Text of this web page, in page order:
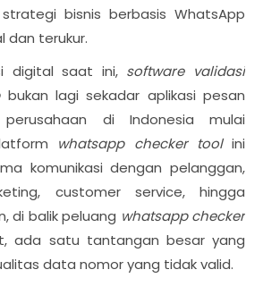
bisnis berbasis WhatsApp
dan terukur.
digital saat ini, software validasi
bukan lagi sekadar aplikasi pesan
di Indonesia mulai
whatsapp checker toolini
komunikasi dengan pelanggan,
customer service, hingga
di balik peluang whatsapp checker
ada satu tantangan besar yang
data nomor yang tidak valid.